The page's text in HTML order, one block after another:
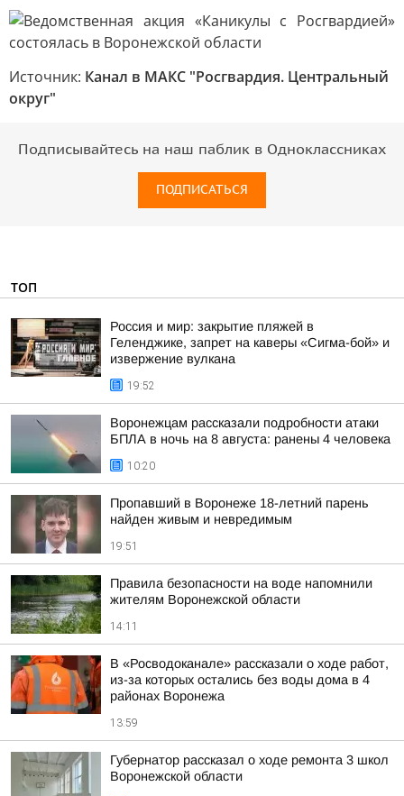
Источник: Канал в МАКС "Росгвардия. Центральный
округ"
Подписывайтесь на наш паблик в Одноклассниках
ПОДПИСАТЬСЯ
ТОП
Россия и мир: закрытие пляжей в
Геленджике, запрет на каверы «Сигма-бой» и
извержение вулкана
19:52
Воронежцам рассказали подробности атаки
БПЛА в ночь на 8 августа: ранены 4 человека
10:20
Пропавший в Воронеже 18-летний парень
найден живым и невредимым
19:51
Правила безопасности на воде напомнили
жителям Воронежской области
14:11
В «Росводоканале» рассказали о ходе работ,
из-за которых остались без воды дома в 4
районах Воронежа
13:59
Губернатор рассказал о ходе ремонта 3 школ
Воронежской области